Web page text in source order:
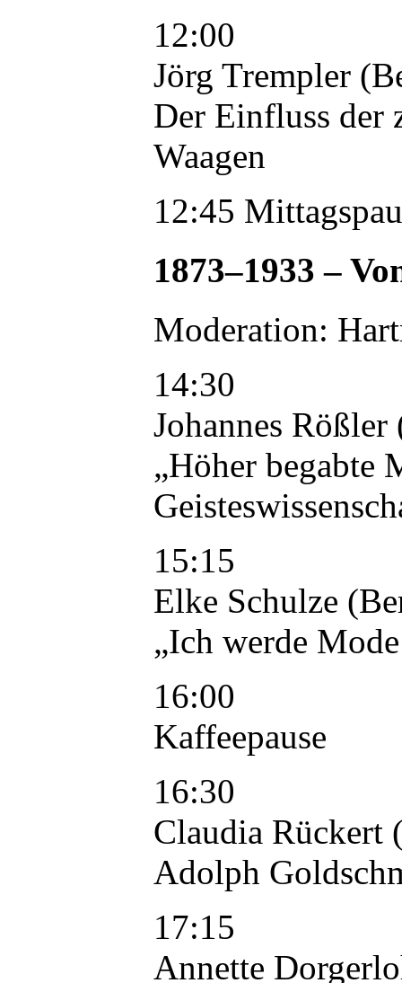
12:00
Jörg Trempler
Der Einfluss der
Waagen
12:45
1873–1933 –
Moderation:
14:30
Johannes Rößler
„Höher begabte
15:15
Elke Schulze
„Ich werde
16:00
Kaffeepause
16:30
Claudia Rückert
Adolph
17:15
Annette